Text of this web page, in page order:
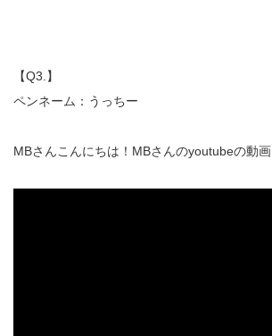
【Q3.】
ペンネーム：うっちー
MBさんこんにちは！MBさんのyoutubeの動画